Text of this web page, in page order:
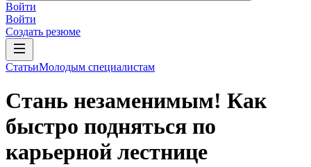
Войти
Войти
Создать резюме
СтатьиМолодым специалистам
Стань незаменимым! Как
быстро подняться по
карьерной лестнице